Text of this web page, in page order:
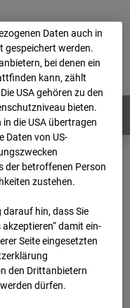
Login
-Cam4
Archiv
Daten auch in
gespeichert werden.
bei denen ein
kann, zählt
USA gehören zu den
bieten.
die USA übertragen
Daten von US-
der betroffenen Person
zustehen.
darauf hin, dass Sie
akzeptieren“ damit ein­
Seite eingesetzten
den Drittanbietern
dürfen.